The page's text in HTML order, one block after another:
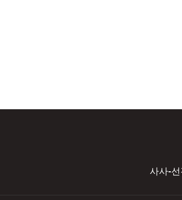
사사-